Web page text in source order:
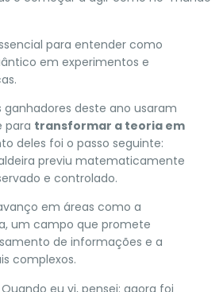
para entender como
em experimentos e
ganhadores deste ano usaram
para transformar a teoria em
deles foi o passo seguinte:
previu matematicamente
e controlado.
em áreas como a
um campo que promete
de informações e a
complexos.
eu vi, pensei: agora foi